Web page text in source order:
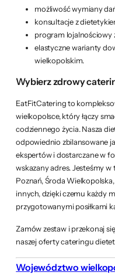
możliwość wymiany
konsultacje z
program lojalnościowy
elastyczne warianty
wielkopolskim.
Wybierz zdrowy
EatFitCatering to
wielkopolsce, który łączy
codziennego życia. Nasza
odpowiednio zbilansowane
ekspertów i dostarczane w
wskazany adres. Jesteśmy
Poznań, Środa Wielkopolska,
innych, dzięki czemu każdy
przygotowanymi posiłkami
Zamów zestaw i przekonaj
naszej oferty cateringu
Województwo